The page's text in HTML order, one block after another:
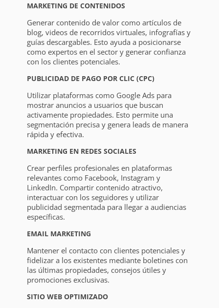
MARKETING DE CONTENIDOS
Generar contenido de valor como artículos de
blog, videos de recorridos virtuales, infografías y
guías descargables. Esto ayuda a posicionarse
como expertos en el sector y generar confianza
con los clientes potenciales.
PUBLICIDAD DE PAGO POR CLIC (CPC)
Utilizar plataformas como Google Ads para
mostrar anuncios a usuarios que buscan
activamente propiedades. Esto permite una
segmentación precisa y genera leads de manera
rápida y efectiva.
MARKETING EN REDES SOCIALES
Crear perfiles profesionales en plataformas
relevantes como Facebook, Instagram y
LinkedIn. Compartir contenido atractivo,
interactuar con los seguidores y utilizar
publicidad segmentada para llegar a audiencias
específicas.
EMAIL MARKETING
Mantener el contacto con clientes potenciales y
fidelizar a los existentes mediante boletines con
las últimas propiedades, consejos útiles y
promociones exclusivas.
SITIO WEB OPTIMIZADO